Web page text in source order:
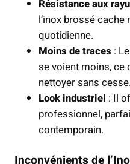
Résistance aux
l’inox brossé cache
quotidienne.
Moins de traces :
se voient moins, ce
nettoyer sans cesse.
Look industriel : Il
professionnel,
contemporain.
Inconvénients de